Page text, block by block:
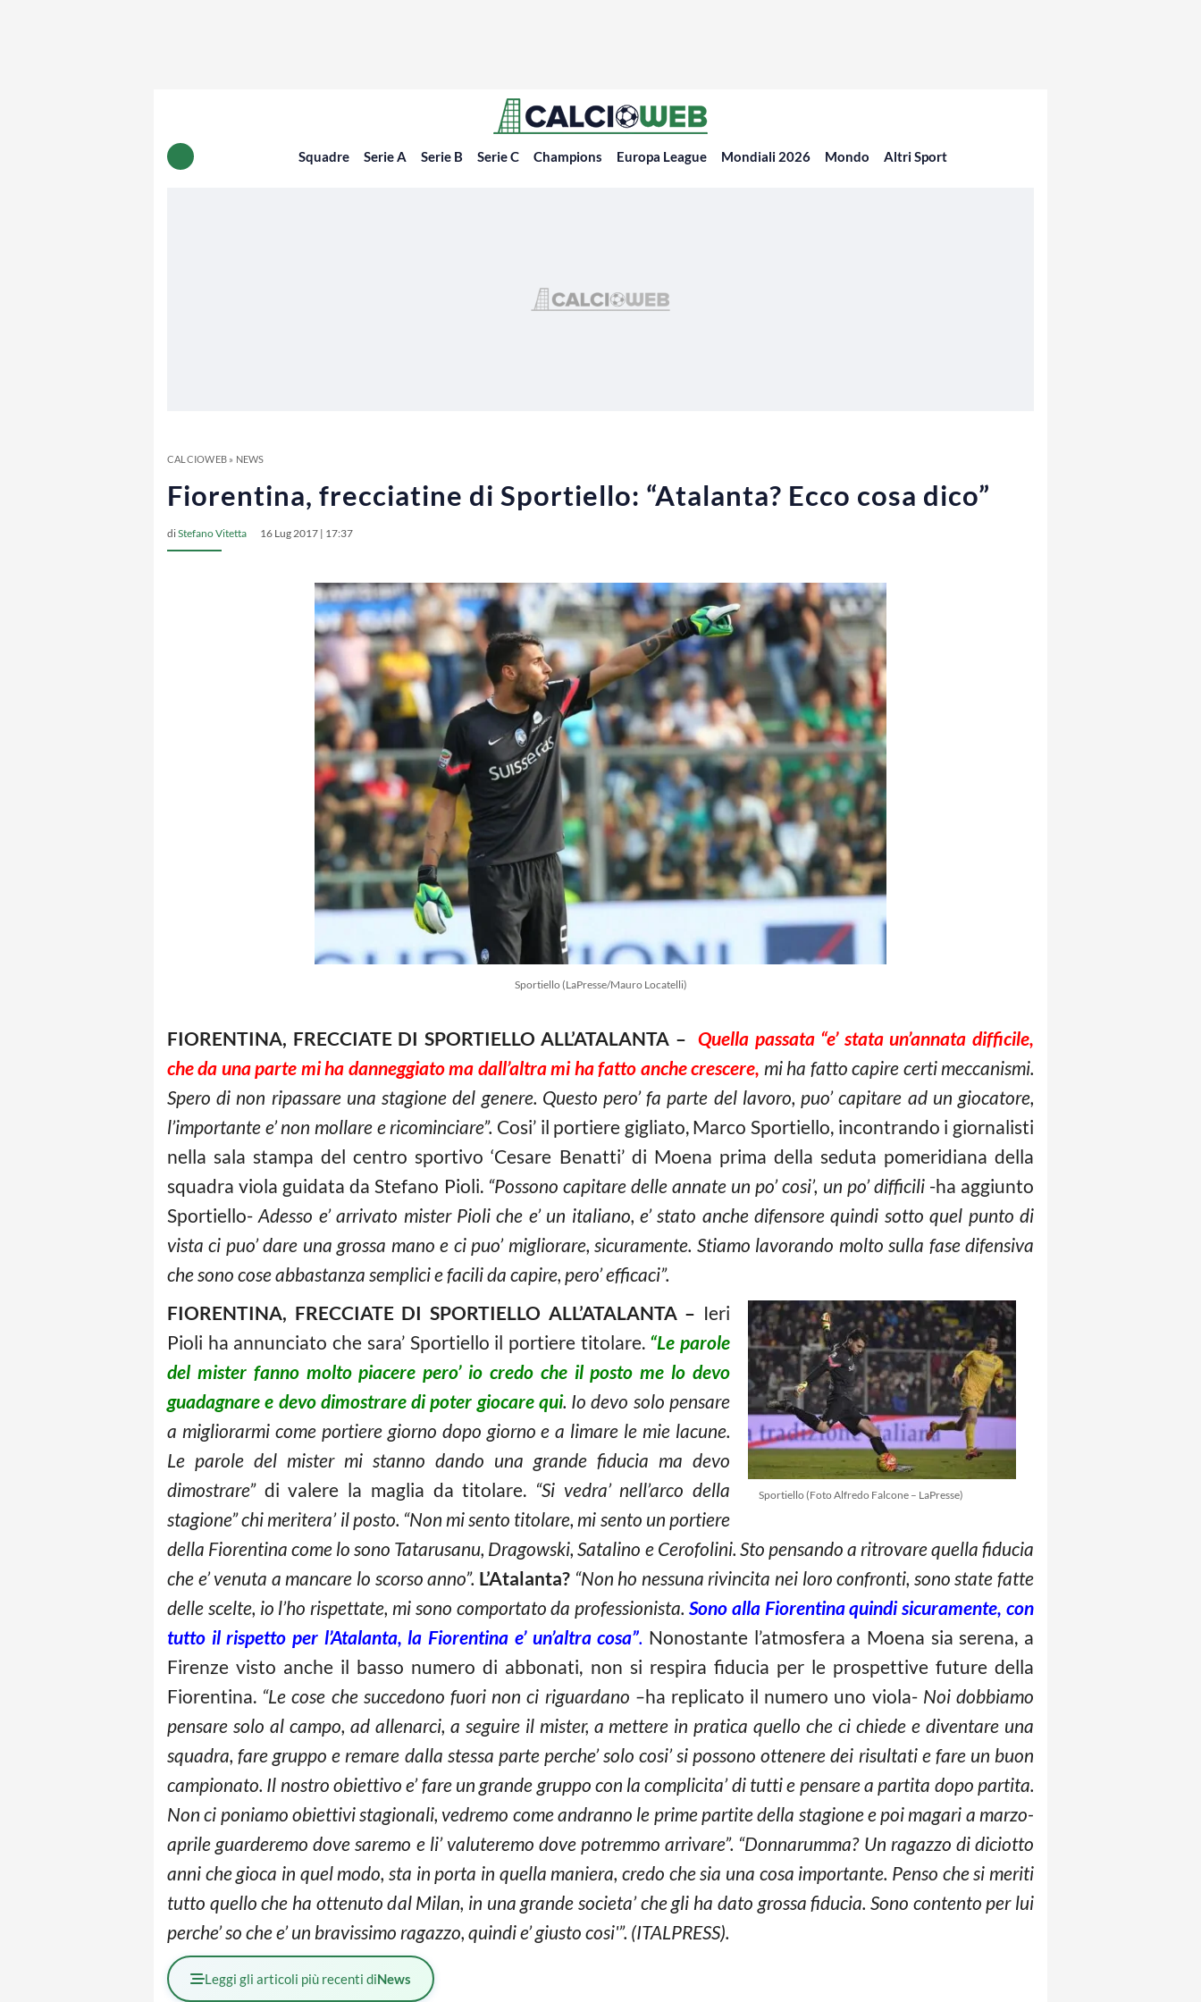
Squadre Serie A Serie B Serie C Champions Europa League Mondiali 2026 Mondo Altri Sport
CALCIOWEB» NEWS
Fiorentina, frecciatine di Sportiello: “Atalanta? Ecco cosa dico”
diStefano Vitetta 16 Lug 2017 | 17:37
Sportiello (LaPresse/Mauro Locatelli)
FIORENTINA, FRECCIATE DI SPORTIELLO ALL’ATALANTA – Quella passata “e’ stata un’annata difficile,
che da una parte mi ha danneggiato ma dall’altra mi ha fatto anche crescere, mi ha fatto capire certi meccanismi.
Spero di non ripassare una stagione del genere. Questo pero’ fa parte del lavoro, puo’ capitare ad un giocatore,
l’importante e’ non mollare e ricominciare”. Cosi’ il portiere gigliato, Marco Sportiello, incontrando i giornalisti
nella sala stampa del centro sportivo ‘Cesare Benatti’ di Moena prima della seduta pomeridiana della
squadra viola guidata da Stefano Pioli.“Possono capitare delle annate un po’ cosi’, un po’ difficili-ha aggiunto
Sportiello-Adesso e’ arrivato mister Pioli che e’ un italiano, e’ stato anche difensore quindi sotto quel punto di
vista ci puo’ dare una grossa mano e ci puo’ migliorare, sicuramente. Stiamo lavorando molto sulla fase difensiva
che sono cose abbastanza semplici e facili da capire, pero’ efficaci”.
Sportiello (Foto Alfredo Falcone – LaPresse)
FIORENTINA, FRECCIATE DI SPORTIELLO ALL’ATALANTA – Ieri
Pioli ha annunciato che sara’ Sportiello il portiere titolare. “Le parole
del mister fanno molto piacere pero’ io credo che il posto me lo devo
guadagnare e devo dimostrare di poter giocare qui. Io devo solo pensare
a migliorarmi come portiere giorno dopo giorno e a limare le mie lacune.
Le parole del mister mi stanno dando una grande fiducia ma devo
dimostrare”di valere la maglia da titolare. “Si vedra’ nell’arco della
stagione” chi meritera’ il posto. “Non mi sento titolare, mi sento un portiere
della Fiorentina come lo sono Tatarusanu, Dragowski, Satalino e Cerofolini. Sto pensando a ritrovare quella fiducia
che e’ venuta a mancare lo scorso anno”. L’Atalanta?“Non ho nessuna rivincita nei loro confronti, sono state fatte
delle scelte, io l’ho rispettate, mi sono comportato da professionista. Sono alla Fiorentina quindi sicuramente, con
tutto il rispetto per l’Atalanta, la Fiorentina e’ un’altra cosa”. Nonostante l’atmosfera a Moena sia serena, a
Firenze visto anche il basso numero di abbonati, non si respira fiducia per le prospettive future della
Fiorentina. “Le cose che succedono fuori non ci riguardano –ha replicato il numero uno viola-Noi dobbiamo
pensare solo al campo, ad allenarci, a seguire il mister, a mettere in pratica quello che ci chiede e diventare una
squadra, fare gruppo e remare dalla stessa parte perche’ solo cosi’ si possono ottenere dei risultati e fare un buon
campionato. Il nostro obiettivo e’ fare un grande gruppo con la complicita’ di tutti e pensare a partita dopo partita.
Non ci poniamo obiettivi stagionali, vedremo come andranno le prime partite della stagione e poi magari a marzo-
aprile guarderemo dove saremo e li’ valuteremo dove potremmo arrivare”. “Donnarumma? Un ragazzo di diciotto
anni che gioca in quel modo, sta in porta in quella maniera, credo che sia una cosa importante. Penso che si meriti
tutto quello che ha ottenuto dal Milan, in una grande societa’ che gli ha dato grossa fiducia. Sono contento per lui
perche’ so che e’ un bravissimo ragazzo, quindi e’ giusto cosi'”. (ITALPRESS).
Leggi gli articoli più recenti diNews